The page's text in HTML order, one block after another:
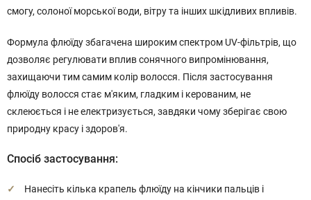
смогу, солоної морської води, вітру та інших шкідливих впливів.
Формула флюїду збагачена широким спектром UV-фільтрів, що
дозволяє регулювати вплив сонячного випромінювання,
захищаючи тим самим колір волосся. Після застосування
флюїду волосся стає м'яким, гладким і керованим, не
склеюється і не електризується, завдяки чому зберігає свою
природну красу і здоров'я.
Спосіб застосування:
Нанесіть кілька крапель флюїду на кінчики пальців і